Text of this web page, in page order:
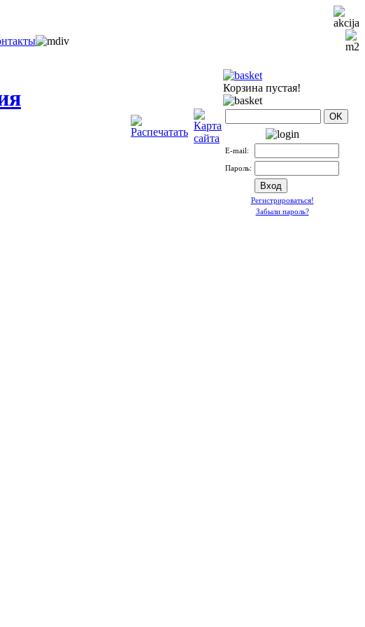
Корзина пустая!
Е-mail:
Пароль:
Регистрироваться!
Забыли пароль?